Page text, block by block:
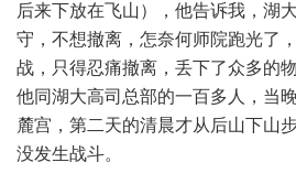
后来下放在飞山），他告诉我，湖
守，不想撤离，怎奈何师院跑光了
战，只得忍痛撤离，丢下了众多的
他同湖大高司总部的一百多人，当
麓宫，第二天的清晨才从后山下山
没发生战斗。